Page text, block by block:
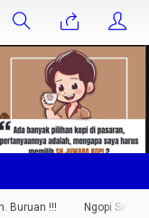
!!! Ngopi Sehat